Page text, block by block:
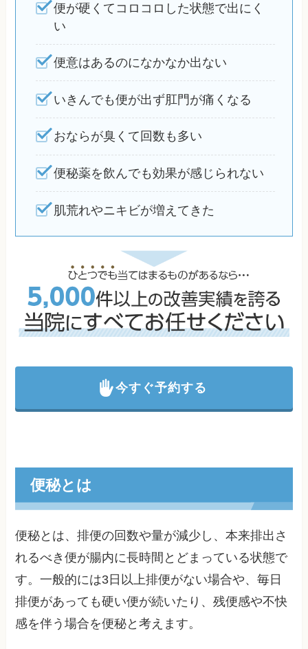
便が硬くてコロコロした状態で出にく
い
便意はあるのになかなか出ない
いきんでも便が出ず肛門が痛くなる
おならが臭くて回数も多い
便秘薬を飲んでも効果が感じられない
肌荒れやニキビが増えてきた
今すぐ予約する
便秘とは
便秘とは、排便の回数や量が減少し、本来排出さ
れるべき便が腸内に長時間とどまっている状態で
す。一般的には3日以上排便がない場合や、毎日
排便があっても硬い便が続いたり、残便感や不快
感を伴う場合を便秘と考えます。